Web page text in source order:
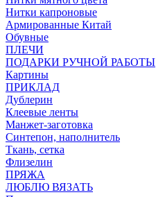
Нитки капроновые
Армированные Китай
Обувные
ПЛЕЧИ
ПОДАРКИ РУЧНОЙ РАБОТЫ
Картины
ПРИКЛАД
Дублерин
Клеевые ленты
Манжет-заготовка
Синтепон, наполнитель
Ткань, сетка
Флизелин
ПРЯЖА
ЛЮБЛЮ ВЯЗАТЬ